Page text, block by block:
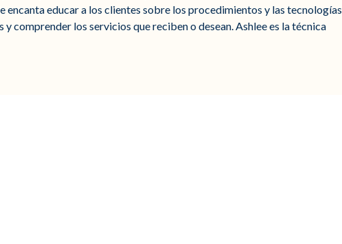
encanta educar a los clientes sobre los procedimientos y las tecnologías
comprender los servicios que reciben o desean. Ashlee es la técnica